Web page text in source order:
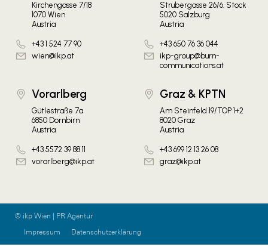
Kirchengasse 7/18
1070 Wien
Austria
+43 1 524 77 90
wien@ikp.at
Strubergasse 26/6. Stock
5020 Salzburg
Austria
+43 650 76 36 044
ikp-group@burn-
communications.at
Vorarlberg
Gütlestraße 7a
6850 Dornbirn
Austria
+43 5572 39 88 11
vorarlberg@ikp.at
Graz & KPTN
Am Steinfeld 19/TOP 1+2
8020 Graz
Austria
+43 699 12 13 26 08
graz@ikp.at
© ikp Wien | PR Agentur
Impressum
Datenschutzerklärung